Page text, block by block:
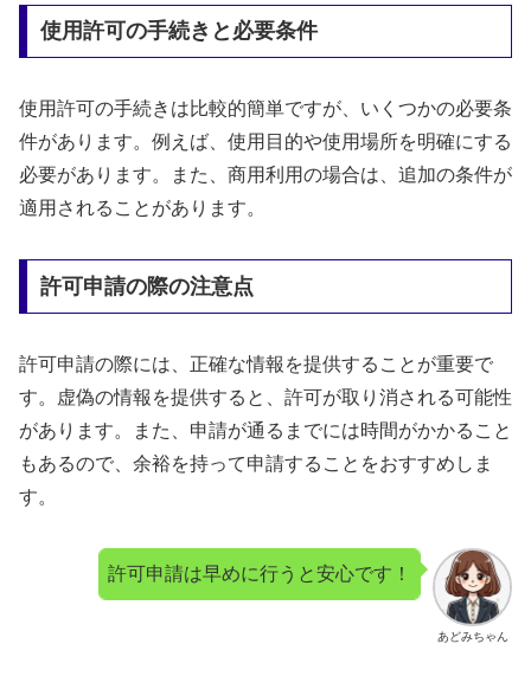
使用許可の手続きと必要条件
使用許可の手続きは比較的簡単ですが、いくつかの必要条
件があります。例えば、使用目的や使用場所を明確にする
必要があります。また、商用利用の場合は、追加の条件が
適用されることがあります。
許可申請の際の注意点
許可申請の際には、正確な情報を提供することが重要で
す。虚偽の情報を提供すると、許可が取り消される可能性
があります。また、申請が通るまでには時間がかかること
もあるので、余裕を持って申請することをおすすめしま
す。
あどみちゃん
許可申請は早めに行うと安心です！